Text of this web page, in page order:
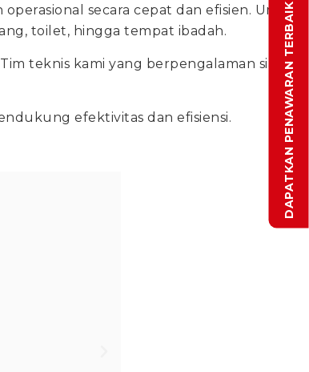
DAPATKAN PENAWARAN TERBAIK
secara cepat dan efisien. Unit
toilet, hingga tempat ibadah.
teknis kami yang berpengalaman siap
efektivitas dan efisiensi.